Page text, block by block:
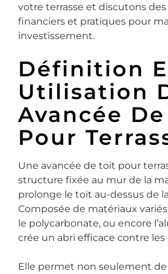
votre terrasse et discutons
financiers et pratiques pour
investissement.
Définition
Utilisation
Avancée
Pour
Une avancée de toit pour
structure fixée au mur de la
prolonge le toit au-dessus de
Composée de matériaux
le polycarbonate, ou encore
crée un abri efficace contre
Elle permet non seulement